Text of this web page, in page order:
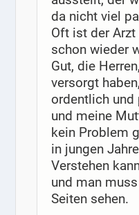
da nicht viel
Oft ist der
schon wieder
Gut, die
versorgt
ordentlich
und meine
kein Problem
in jungen
Verstehen
und man
Seiten sehen.